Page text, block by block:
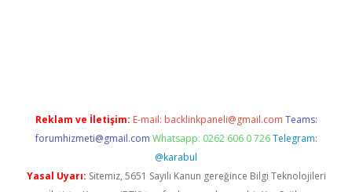
Reklam ve İletişim: E-mail: backlinkpaneli@gmail.com Teams:
forumhizmeti@gmail.com Whatsapp: 0262 606 0 726 Telegram:
@karabul
Yasal Uyarı: Sitemiz, 5651 Sayılı Kanun gereğince Bilgi Teknolojileri